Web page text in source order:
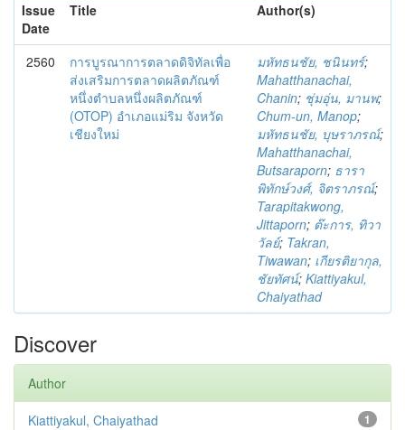
Issue
Date
Title Author(s)
2560
การบูรณาการตลาดดิจิทัลเพื่อ
ส่งเสริมการตลาดผลิตภัณฑ์
หนึ่งตำบลหนึ่งผลิตภัณฑ์
(OTOP) อำเภอแม่ริม จังหวัด
เชียงใหม่
มหัทธนชัย, ชนินทร์;
Mahatthanachai,
Chanin; ชุ่มอุ่น, มานพ;
Chum-un, Manop;
มหัทธนชัย, บุษราภรณ์;
Mahatthanachai,
Butsaraporn; ธารา
พิทักษ์วงศ์, จิตราภรณ์;
Tarapitakwong,
Jittaporn; ต๊ะการ, ทิวา
วัลย์; Takran,
Tiwawan; เกียรติยากุล,
ชัยทัศน์; Kiattiyakul,
Chaiyathad
Discover
Author
1
Kiattiyakul, Chaiyathad